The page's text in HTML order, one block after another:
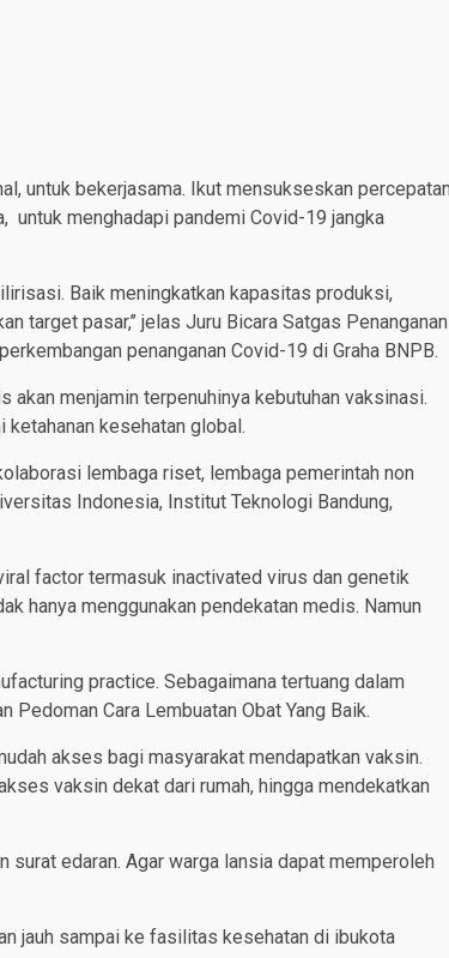
untuk bekerjasama. Ikut mensukseskan
untuk menghadapi pandemi Covid-19 jangka
Baik meningkatkan kapasitas produksi,
pasar,’’ jelas Juru Bicara Satgas Penanganan
penanganan Covid-19 di Graha BNPB.
menjamin terpenuhinya kebutuhan vaksinasi.
kesehatan global.
lembaga riset, lembaga pemerintah non
Indonesia, Institut Teknologi Bandung,
factor termasuk inactivated virus dan genetik
hanya menggunakan pendekatan medis. Namun
practice. Sebagaimana tertuang dalam
Pedoman Cara Lembuatan Obat Yang Baik.
akses bagi masyarakat mendapatkan vaksin.
vaksin dekat dari rumah, hingga mendekatkan
edaran. Agar warga lansia dapat memperoleh
jauh sampai ke fasilitas kesehatan di ibukota